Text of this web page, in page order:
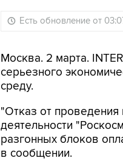
Есть обновление от
Москва. 2 марта.
серьезного
среду.
"Отказ от проведения
деятельности
разгонных блоков
в сообщении.